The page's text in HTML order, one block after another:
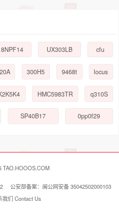
季时尚高级感背心上衣半身裙两